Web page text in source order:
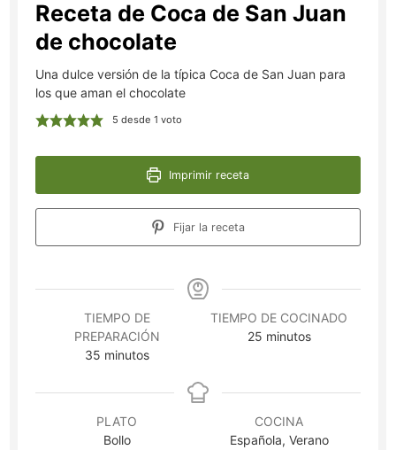
Receta de Coca de San Juan
de chocolate
Una dulce versión de la típica Coca de San Juan para
los que aman el chocolate
5 desde 1 voto
Imprimir receta
Fijar la receta
TIEMPO DE
PREPARACIÓN
35minutos
minutos
TIEMPO DE COCINADO
25minutos
minutos
PLATO
Bollo
COCINA
Española, Verano